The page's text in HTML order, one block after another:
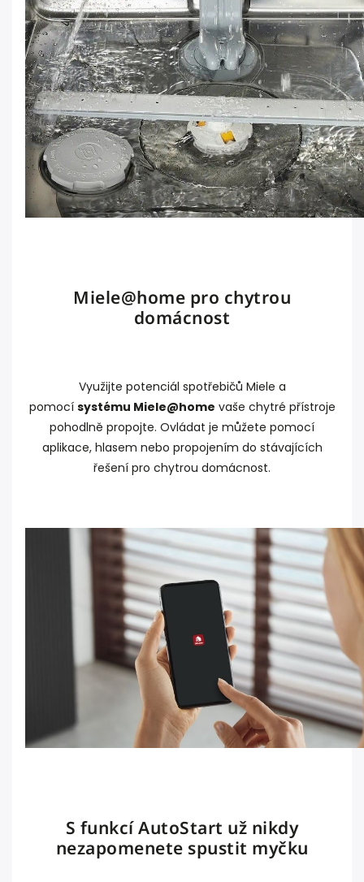
Miele@home pro chytrou
domácnost
Využijte potenciál spotřebičů Miele a
pomocí systému Miele@home vaše chytré přístroje
pohodlně propojte. Ovládat je můžete pomocí
aplikace, hlasem nebo propojením do stávajících
řešení pro chytrou domácnost.
S funkcí AutoStart už nikdy
nezapomenete spustit myčku